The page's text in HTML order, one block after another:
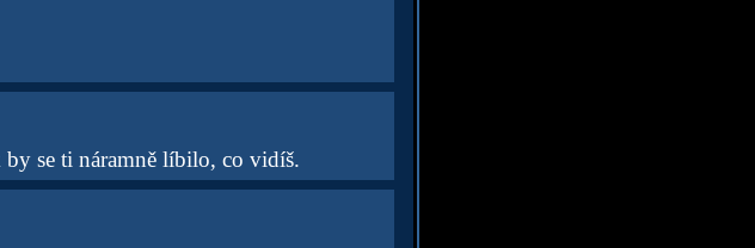
se ti náramně líbilo, co vidíš.